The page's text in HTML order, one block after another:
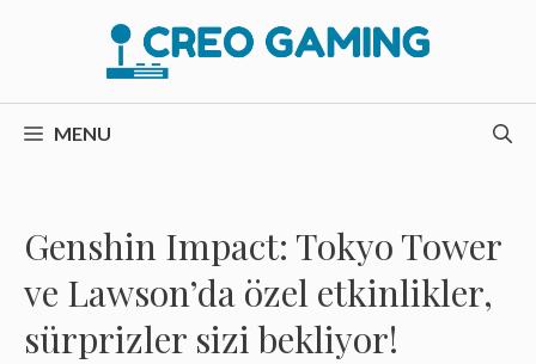
MENU
Genshin Impact: Tokyo Tower
ve Lawson’da özel etkinlikler,
sürprizler sizi bekliyor!